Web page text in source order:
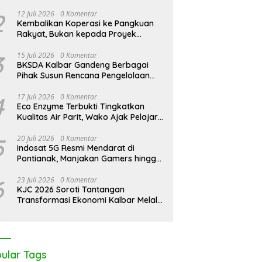
12 Juli 2026 0 Komentar
Kembalikan Koperasi ke Pangkuan
Rakyat, Bukan kepada Proyek
15 Juli 2026 0 Komentar
BKSDA Kalbar Gandeng Berbagai
Pihak Susun Rencana Pengelolaan
Karimata 2027-2036
17 Juli 2026 0 Komentar
Eco Enzyme Terbukti Tingkatkan
Kualitas Air Parit, Wako Ajak Pelajar
20 Juli 2026 0 Komentar
Indosat 5G Resmi Mendarat di
Pontianak, Manjakan Gamers hingga
23 Juli 2026 0 Komentar
KJC 2026 Soroti Tantangan
Transformasi Ekonomi Kalbar Melalui
Tags